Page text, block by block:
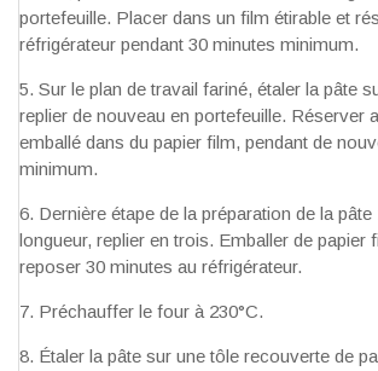
portefeuille. Placer dans un film étirable et
réfrigérateur pendant 30 minutes minimum.
Sur le plan de travail fariné, étaler la pâte
replier de nouveau en portefeuille. Réserver
emballé dans du papier film, pendant de
minimum.
Dernière étape de la préparation de la
longueur, replier en trois. Emballer de papier
reposer 30 minutes au réfrigérateur.
Préchauffer le four à 230°C.
Étaler la pâte sur une tôle recouverte de